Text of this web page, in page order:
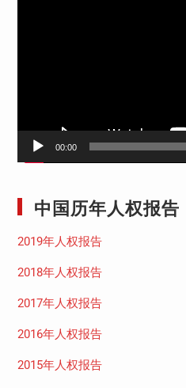
00:00
中国历年人权报告
2019年人权报告
2018年人权报告
2017年人权报告
2016年人权报告
2015年人权报告